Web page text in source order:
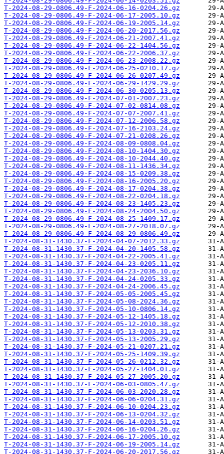
T-2024-08-29-0806.49-F-2024-06-16-0204.26.gz
T-2024-08-29-0806.49-F-2024-06-17-2005.10.gz
T-2024-08-29-0806.49-F-2024-06-19-2005.14.gz
T-2024-08-29-0806.49-F-2024-06-20-2017.56.gz
T-2024-08-29-0806.49-F-2024-06-21-2007.41.gz
T-2024-08-29-0806.49-F-2024-06-22-1404.56.gz
T-2024-08-29-0806.49-F-2024-06-22-2006.37.gz
T-2024-08-29-0806.49-F-2024-06-23-2008.22.gz
T-2024-08-29-0806.49-F-2024-06-25-0210.17.gz
T-2024-08-29-0806.49-F-2024-06-26-0207.49.gz
T-2024-08-29-0806.49-F-2024-06-29-1429.29.gz
T-2024-08-29-0806.49-F-2024-06-30-0205.13.gz
T-2024-08-29-0806.49-F-2024-07-01-2007.23.gz
T-2024-08-29-0806.49-F-2024-07-02-0814.08.gz
T-2024-08-29-0806.49-F-2024-07-07-2007.41.gz
T-2024-08-29-0806.49-F-2024-07-12-2006.58.gz
T-2024-08-29-0806.49-F-2024-07-16-2103.24.gz
T-2024-08-29-0806.49-F-2024-07-21-0208.26.gz
T-2024-08-29-0806.49-F-2024-08-09-0808.04.gz
T-2024-08-29-0806.49-F-2024-08-10-1404.30.gz
T-2024-08-29-0806.49-F-2024-08-10-2044.40.gz
T-2024-08-29-0806.49-F-2024-08-11-1436.34.gz
T-2024-08-29-0806.49-F-2024-08-15-0209.38.gz
T-2024-08-29-0806.49-F-2024-08-16-2005.20.gz
T-2024-08-29-0806.49-F-2024-08-17-0204.38.gz
T-2024-08-29-0806.49-F-2024-08-22-0204.18.gz
T-2024-08-29-0806.49-F-2024-08-23-1405.23.gz
T-2024-08-29-0806.49-F-2024-08-24-2004.50.gz
T-2024-08-29-0806.49-F-2024-08-25-1409.17.gz
T-2024-08-29-0806.49-F-2024-08-27-2018.07.gz
T-2024-08-29-0806.49-F-2024-08-29-0806.49.gz
T-2024-08-31-1430.37-F-2024-04-07-2012.33.gz
T-2024-08-31-1430.37-F-2024-04-20-1405.58.gz
T-2024-08-31-1430.37-F-2024-04-22-2005.41.gz
T-2024-08-31-1430.37-F-2024-04-23-0205.11.gz
T-2024-08-31-1430.37-F-2024-04-23-2036.10.gz
T-2024-08-31-1430.37-F-2024-04-24-0205.33.gz
T-2024-08-31-1430.37-F-2024-04-24-2006.45.gz
T-2024-08-31-1430.37-F-2024-05-05-2005.45.gz
T-2024-08-31-1430.37-F-2024-05-08-2024.36.gz
T-2024-08-31-1430.37-F-2024-05-10-0806.14.gz
T-2024-08-31-1430.37-F-2024-05-12-1405.18.gz
T-2024-08-31-1430.37-F-2024-05-12-2010.38.gz
T-2024-08-31-1430.37-F-2024-05-13-0203.31.gz
T-2024-08-31-1430.37-F-2024-05-13-2005.29.gz
T-2024-08-31-1430.37-F-2024-05-21-0207.21.gz
T-2024-08-31-1430.37-F-2024-05-25-1409.39.gz
T-2024-08-31-1430.37-F-2024-05-26-0212.32.gz
T-2024-08-31-1430.37-F-2024-05-27-1404.01.gz
T-2024-08-31-1430.37-F-2024-05-27-2005.20.gz
T-2024-08-31-1430.37-F-2024-06-03-0805.47.gz
T-2024-08-31-1430.37-F-2024-06-03-2020.28.gz
T-2024-08-31-1430.37-F-2024-06-06-0204.31.gz
T-2024-08-31-1430.37-F-2024-06-10-0204.23.gz
T-2024-08-31-1430.37-F-2024-06-13-0204.32.gz
T-2024-08-31-1430.37-F-2024-06-14-0203.51.gz
T-2024-08-31-1430.37-F-2024-06-16-0204.26.gz
T-2024-08-31-1430.37-F-2024-06-17-2005.10.gz
T-2024-08-31-1430.37-F-2024-06-19-2005.14.gz
T-2024-08-31-1430.37-F-2024-06-20-2017.56.gz